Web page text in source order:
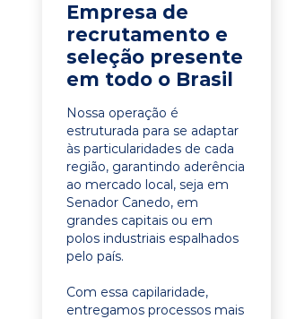
Empresa de
recrutamento e
seleção presente
em todo o Brasil
Nossa operação é
estruturada para se adaptar
às particularidades de cada
região, garantindo aderência
ao mercado local, seja em
Senador Canedo, em
grandes capitais ou em
polos industriais espalhados
pelo país.
Com essa capilaridade,
entregamos processos mais